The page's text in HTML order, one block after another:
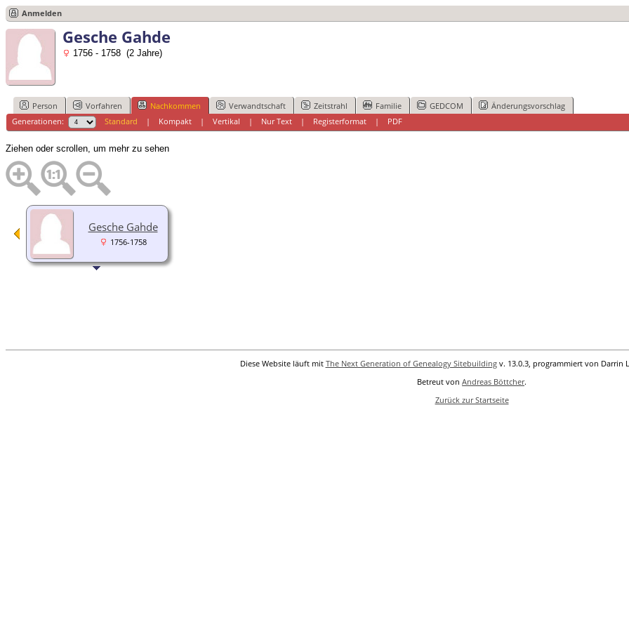
Anmelden
Gesche Gahde
1756 - 1758 (2 Jahre)
Person Vorfahren Nachkommen Verwandtschaft Zeitstrahl Familie GEDCOM
Änderungsvorschlag
Generationen:
Standard | Kompakt| Vertikal | Nur Text| Registerformat| PDF
Ziehen oder scrollen, um mehr zu sehen
Gesche Gahde
1756-1758
Diese Website läuft mit The Next Generation of Genealogy Sitebuildingv. 13.0.3, programmiert von Darrin
Betreut von Andreas Böttcher.
Zurück zur Startseite